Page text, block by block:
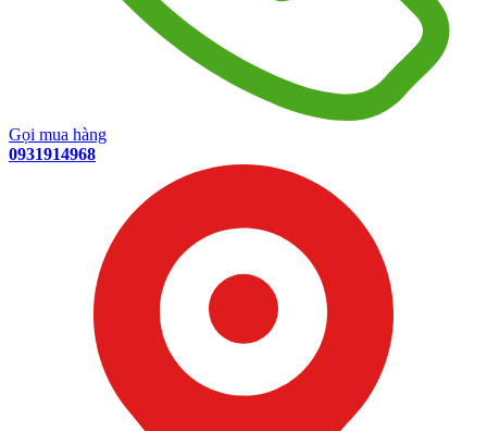
Gọi mua hàng
0931914968